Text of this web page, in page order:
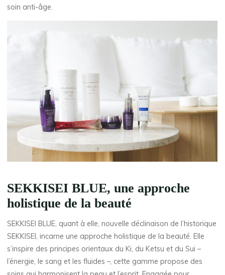
soin anti-âge.
SEKKISEI BLUE, une approche
holistique de la beauté
SEKKISEI BLUE, quant à elle, nouvelle déclinaison de l’historique
SEKKISEI, incarne une approche holistique de la beauté. Elle
s’inspire des principes orientaux du Ki, du Ketsu et du Sui –
l’énergie, le sang et les fluides –, cette gamme propose des